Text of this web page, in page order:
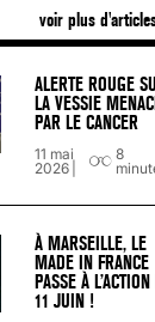
ALERTE ROUGE
LA VESSIE
PAR LE CANCER
11 mai
2026
8
À MARSEILLE, LE
MADE IN FRANCE
PASSE À
11 JUIN !
voir plus
VARICES
30 mai 2023